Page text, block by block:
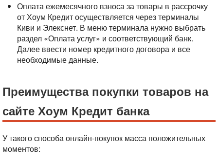
Оплата ежемесячного взноса за товары в рассрочку
от Хоум Кредит осуществляется через терминалы
Киви и Элекснет. В меню терминала нужно выбрать
раздел «Оплата услуг» и соответствующий банк.
Далее ввести номер кредитного договора и все
необходимые данные.
Преимущества покупки товаров на
сайте Хоум Кредит банка
У такого способа онлайн-покупок масса положительных
моментов: